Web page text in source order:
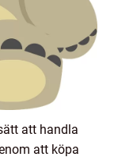
att handla
att köpa